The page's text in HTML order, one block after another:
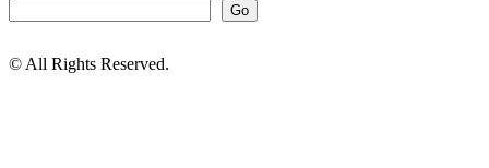
Go
© All Rights Reserved.